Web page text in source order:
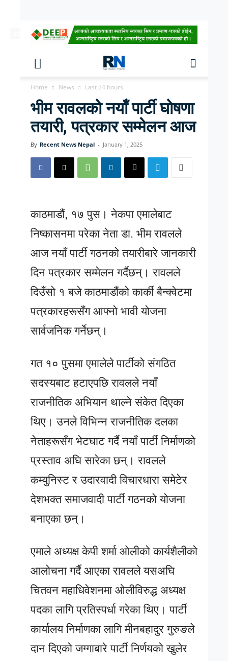
[ndc-today-date]
Home News Last 24 hours
भीम रावलको नयाँ पार्टी घोषणा
तयारी, पत्रकार सम्मेलन आज
By Recent News Nepal - January 1, 2025
काठमाडौं, १७ पुस। नेकपा एमालेबाट
निष्कासनमा परेका नेता डा. भीम रावलले
आज नयाँ पार्टी गठनको तयारीबारे जानकारी
दिन पत्रकार सम्मेलन गर्दैछन्। रावलले
दिउँसो १ बजे काठमाडौंको कार्की बैन्क्वेटमा
पत्रकारहरूसँग आफ्नो भावी योजना
सार्वजनिक गर्नेछन्।
गत १० पुसमा एमालेले पार्टीको संगठित
सदस्यबाट हटाएपछि रावलले नयाँ
राजनीतिक अभियान थाल्ने संकेत दिएका
थिए। उनले विभिन्न राजनीतिक दलका
नेताहरूसँग भेटघाट गर्दै नयाँ पार्टी निर्माणको
प्रस्ताव अघि सारेका छन्। रावलले
कम्युनिस्ट र उदारवादी विचारधारा समेटेर
देशभक्त समाजवादी पार्टी गठनको योजना
बनाएका छन्।
एमाले अध्यक्ष केपी शर्मा ओलीको कार्यशैलीको
आलोचना गर्दै आएका रावलले यसअघि
चितवन महाधिवेशनमा ओलीविरुद्ध अध्यक्ष
पदका लागि प्रतिस्पर्धा गरेका थिए। पार्टी
कार्यालय निर्माणका लागि मीनबहादुर गुरुङले
दान दिएको जग्गाबारे पार्टी निर्णयको खुलेर